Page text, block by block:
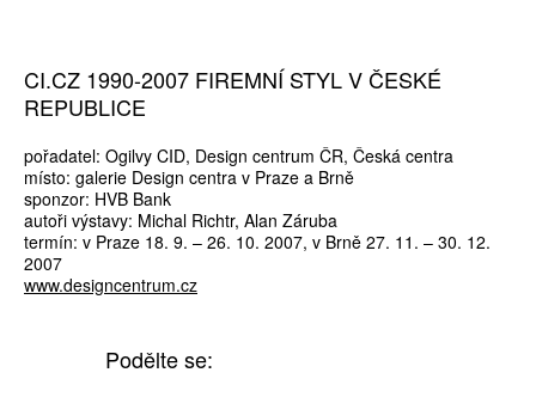
CI.CZ 1990-2007 FIREMNÍ STYL V ČESKÉ
REPUBLICE
pořadatel: Ogilvy CID, Design centrum ČR, Česká centra
místo: galerie Design centra v Praze a Brně
sponzor: HVB Bank
autoři výstavy: Michal Richtr, Alan Záruba
termín: v Praze 18. 9. – 26. 10. 2007, v Brně 27. 11. – 30. 12.
2007
www.designcentrum.cz
Podělte se: